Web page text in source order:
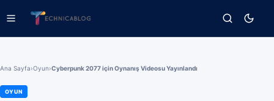
Ana Sayfa›Oyun›Cyberpunk 2077 için Oynanış Videosu Yayınlandı
OYUN